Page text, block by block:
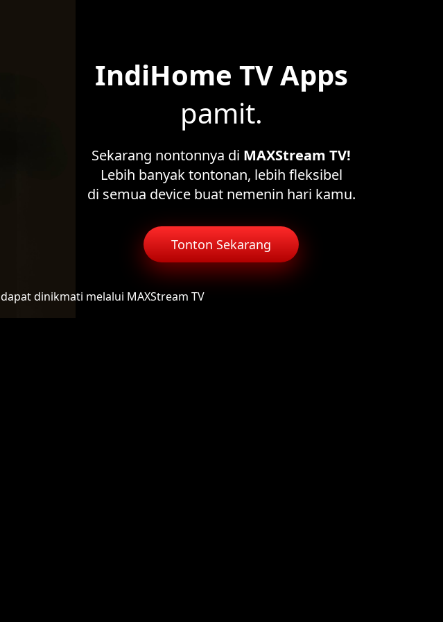
IndiHome TV Apps
pamit.
Sekarang nontonnya di MAXStream TV!
Lebih banyak tontonan, lebih fleksibel
di semua device buat nemenin hari kamu.
Tonton Sekarang
dapat dinikmati melalui MAXStream TV